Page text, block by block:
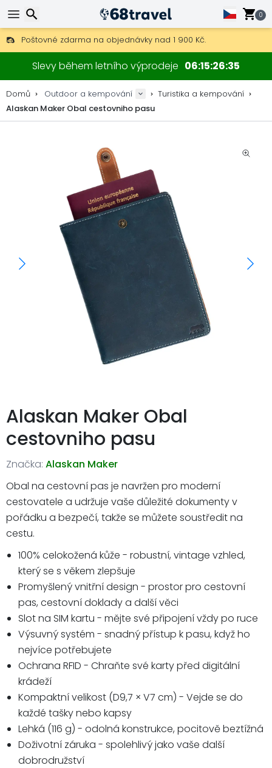
0
Poštovné zdarma na objednávky nad 1 900 Kč.
Nejlepší ceny na outdoor vybavení a doplňky.
Slevy během letního výprodeje 06152634
Domů Outdoor a kempování
Turistika a kempování
Alaskan Maker Obal cestovniho pasu
Alaskan Maker Obal
cestovniho pasu
Značka: Alaskan Maker
Obal na cestovní pas je navržen pro moderní
cestovatele a udržuje vaše důležité dokumenty v
pořádku a bezpečí, takže se můžete soustředit na
cestu.
100% celokožená kůže - robustní, vintage vzhled,
který se s věkem zlepšuje
Promyšlený vnitřní design - prostor pro cestovní
pas, cestovní doklady a další věci
Slot na SIM kartu - mějte své připojení vždy po ruce
Výsuvný systém - snadný přístup k pasu, když ho
nejvíce potřebujete
Ochrana RFID - Chraňte své karty před digitální
krádeží
Kompaktní velikost (D9,7 × V7 cm) - Vejde se do
každé tašky nebo kapsy
Lehká (116 g) - odolná konstrukce, pocitově beztížná
Doživotní záruka - spolehlivý jako vaše další
dobrodružství
Hledat